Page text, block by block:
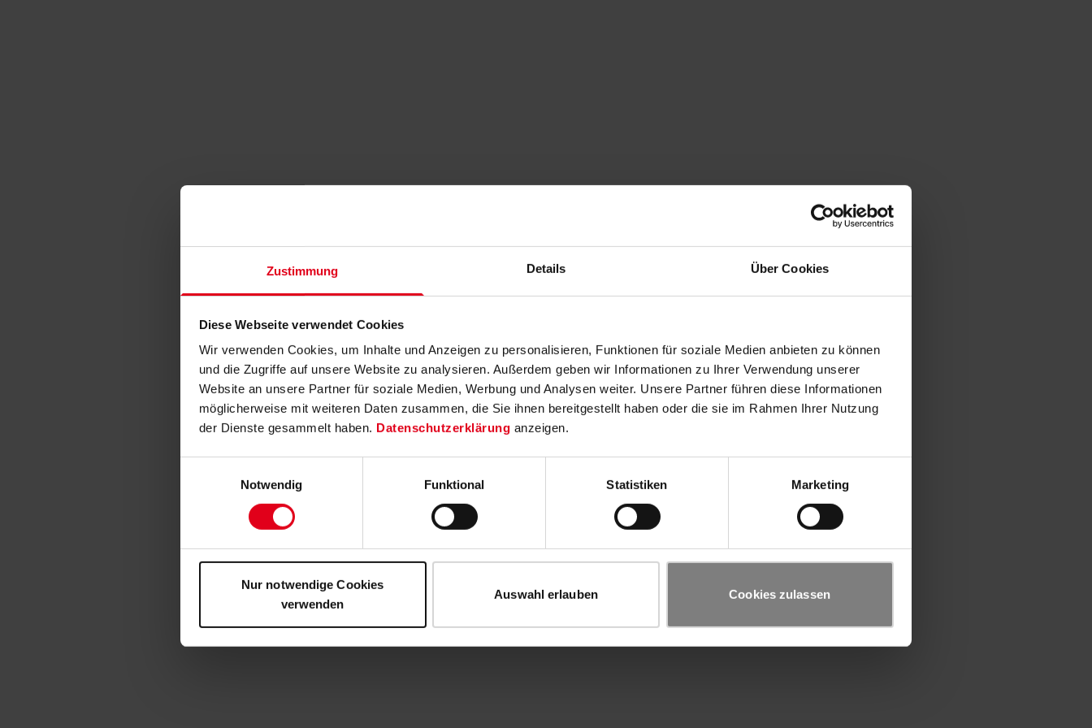
Zustimmung Details Über Cookies
Diese Webseite verwendet Cookies
Wir verwenden Cookies, um Inhalte und Anzeigen zu personalisieren, Funktionen für soziale Medien anbieten zu können
und die Zugriffe auf unsere Website zu analysieren. Außerdem geben wir Informationen zu Ihrer Verwendung unserer
Website an unsere Partner für soziale Medien, Werbung und Analysen weiter. Unsere Partner führen diese Informationen
möglicherweise mit weiteren Daten zusammen, die Sie ihnen bereitgestellt haben oder die sie im Rahmen Ihrer Nutzung
der Dienste gesammelt haben. Datenschutzerklärung anzeigen.
Notwendig
Funktional Statistiken Marketing
Nur notwendige Cookies
verwenden
Auswahl erlauben Cookies zulassen